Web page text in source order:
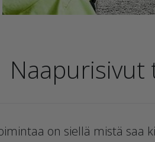
Naapurisivut
on siellä mistä saa